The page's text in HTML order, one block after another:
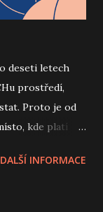
deseti letech
prostředí,
Proto je od
kde platí
DALŠÍ INFORMACE